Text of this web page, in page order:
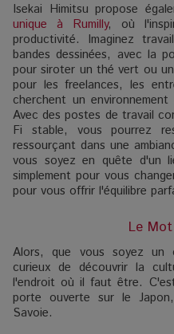
Isekai Himitsu propose
unique à Rumilly, où
productivité. Imaginez
bandes dessinées, avec la
pour siroter un thé vert ou
pour les freelances, les
cherchent un
Avec des postes de travail
Fi stable, vous pourrez
ressourçant dans une
vous soyez en quête d'un
simplement pour vous
pour vous offrir l'équilibre
Le
Alors, que vous soyez un otaku confirmé ou simplement
curieux de découvrir la
l'endroit où il faut être.
porte ouverte sur le
Savoie.